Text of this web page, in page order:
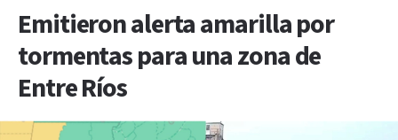
Emitieron alerta amarilla por
tormentas para una zona de
Entre Ríos